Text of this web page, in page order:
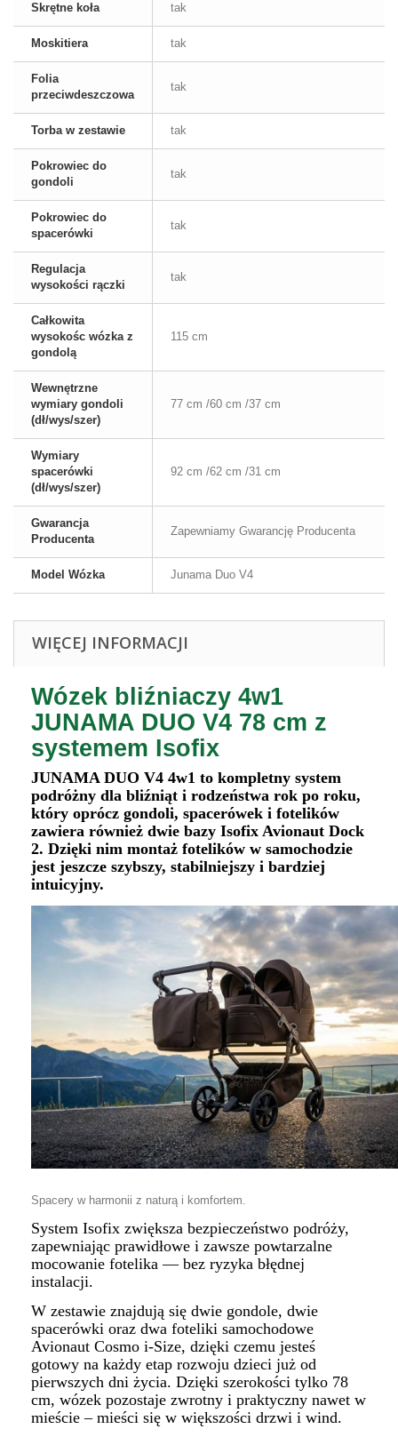
Skrętne koła tak
Moskitiera tak
Folia
przeciwdeszczowa
tak
Torba w zestawie tak
Pokrowiec do
gondoli
tak
Pokrowiec do
spacerówki
tak
Regulacja
wysokości rączki
tak
Całkowita
wysokośc wózka z
gondolą
115 cm
Wewnętrzne
wymiary gondoli
(dł/wys/szer)
77 cm /60 cm /37 cm
Wymiary
spacerówki
(dł/wys/szer)
92 cm /62 cm /31 cm
Gwarancja
Producenta
Zapewniamy Gwarancję Producenta
Model Wózka Junama Duo V4
WIĘCEJ INFORMACJI
Wózek bliźniaczy 4w1
JUNAMA DUO V4 78 cm z
systemem Isofix
JUNAMA DUO V4 4w1 to kompletny system
podróżny dla bliźniąt i rodzeństwa rok po roku,
który oprócz gondoli, spacerówek i fotelików
zawiera również dwie bazy Isofix Avionaut Dock
2. Dzięki nim montaż fotelików w samochodzie
jest jeszcze szybszy, stabilniejszy i bardziej
intuicyjny.
Spacery w harmonii z naturą i komfortem.
System Isofix zwiększa bezpieczeństwo podróży,
zapewniając prawidłowe i zawsze powtarzalne
mocowanie fotelika — bez ryzyka błędnej
instalacji.
W zestawie znajdują się dwie gondole, dwie
spacerówki oraz dwa foteliki samochodowe
Avionaut Cosmo i-Size, dzięki czemu jesteś
gotowy na każdy etap rozwoju dzieci już od
pierwszych dni życia. Dzięki szerokości tylko 78
cm, wózek pozostaje zwrotny i praktyczny nawet w
mieście – mieści się w większości drzwi i wind.